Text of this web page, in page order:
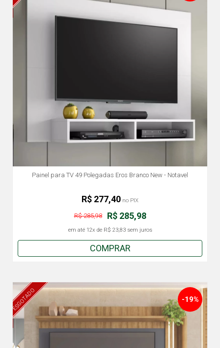
Painel para TV 49 Polegadas Eros Branco New - Notavel
R$ 285,98
R$ 285,98
em até 12x de R$ 23,83sem juros
R$ 277,40 no PIX
COMPRAR
ESGOTADO -19%